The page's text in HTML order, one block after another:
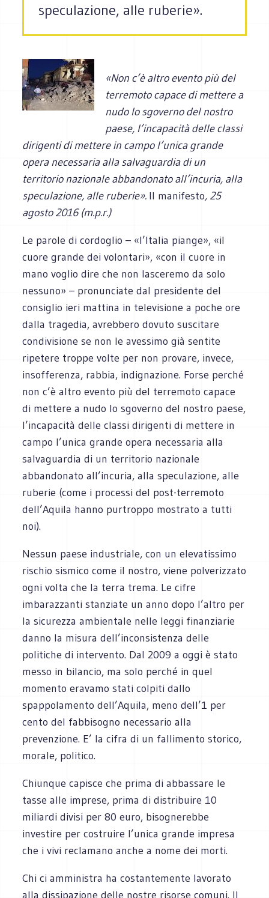
speculazione, alle ruberie».
«Non c’è altro evento più del
terremoto capace di mettere a
nudo lo sgoverno del nostro
paese, l’incapacità delle classi
dirigenti di mettere in campo l’unica grande
opera necessaria alla salvaguardia di un
territorio nazionale abbandonato all’incuria, alla
speculazione, alle ruberie». Il manifesto, 25
agosto 2016 (m.p.r.)
Le parole di cordoglio – «l’Italia piange», «il
cuore grande dei volontari», «con il cuore in
mano voglio dire che non lasceremo da solo
nessuno» – pronunciate dal presidente del
consiglio ieri mattina in televisione a poche ore
dalla tragedia, avrebbero dovuto suscitare
condivisione se non le avessimo già sentite
ripetere troppe volte per non provare, invece,
insofferenza, rabbia, indignazione. Forse perché
non c’è altro evento più del terremoto capace
di mettere a nudo lo sgoverno del nostro paese,
l’incapacità delle classi dirigenti di mettere in
campo l’unica grande opera necessaria alla
salvaguardia di un territorio nazionale
abbandonato all’incuria, alla speculazione, alle
ruberie (come i processi del post-terremoto
dell’Aquila hanno purtroppo mostrato a tutti
noi).
Nessun paese industriale, con un elevatissimo
rischio sismico come il nostro, viene polverizzato
ogni volta che la terra trema. Le cifre
imbarazzanti stanziate un anno dopo l’altro per
la sicurezza ambientale nelle leggi finanziarie
danno la misura dell’inconsistenza delle
politiche di intervento. Dal 2009 a oggi è stato
messo in bilancio, ma solo perché in quel
momento eravamo stati colpiti dallo
spappolamento dell’Aquila, meno dell’1 per
cento del fabbisogno necessario alla
prevenzione. E’ la cifra di un fallimento storico,
morale, politico.
Chiunque capisce che prima di abbassare le
tasse alle imprese, prima di distribuire 10
miliardi divisi per 80 euro, bisognerebbe
investire per costruire l’unica grande impresa
che i vivi reclamano anche a nome dei morti.
Chi ci amministra ha costantemente lavorato
alla dissipazione delle nostre risorse comuni. Il